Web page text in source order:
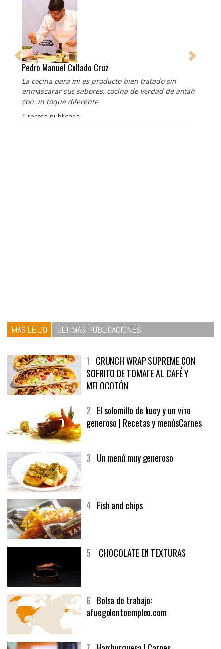
Pedro Manuel Collado Cruz
La cocina para mi es producto bien tratado sin
enmascarar sus sabores, cocina de verdad de antaño
con un toque diferente
1 receta publicada
1CRUNCH WRAP SUPREME CON
SOFRITO DE TOMATE AL CAFÉ Y
MELOCOTÓN
2El solomillo de buey y un vino
6Bolsa de trabajo: